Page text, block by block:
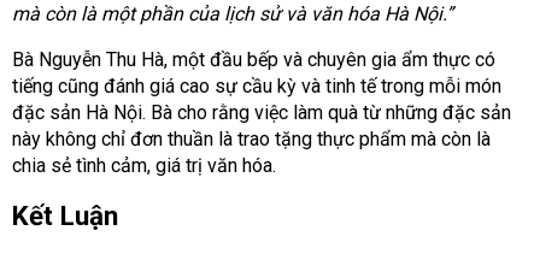
mà còn là một phần của lịch sử và văn hóa Hà Nội.”
Bà Nguyễn Thu Hà, một đầu bếp và chuyên gia ẩm thực có
tiếng cũng đánh giá cao sự cầu kỳ và tinh tế trong mỗi món
đặc sản Hà Nội. Bà cho rằng việc làm quà từ những đặc sản
này không chỉ đơn thuần là trao tặng thực phẩm mà còn là
chia sẻ tình cảm, giá trị văn hóa.
Kết Luận